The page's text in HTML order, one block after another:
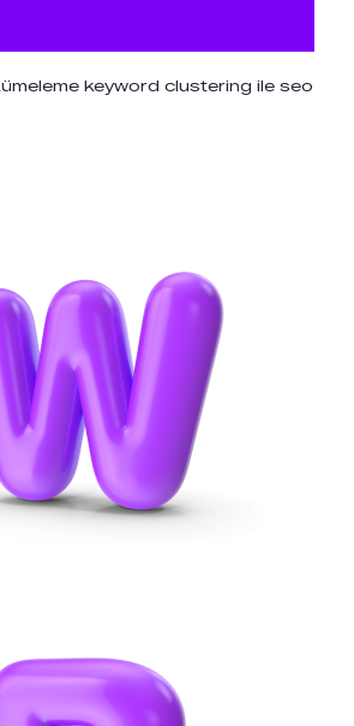
keyword clustering ile seo